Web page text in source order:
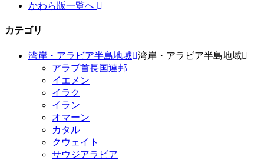
かわら版一覧へ
カテゴリ
湾岸・アラビア半島地域 湾岸・アラビア半島地域
アラブ首長国連邦
イエメン
イラク
イラン
オマーン
カタル
クウェイト
サウジアラビア